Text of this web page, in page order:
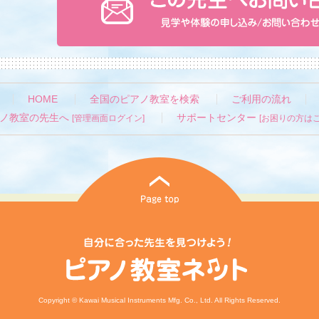
HOME 全国のピアノ教室を検索
ご利用の流れ
教室の先生へ [管理画面ログイン] サポートセンター [お困りの方は
Copyright © Kawai Musical Instruments Mfg. Co., Ltd. All Rights Reserved.